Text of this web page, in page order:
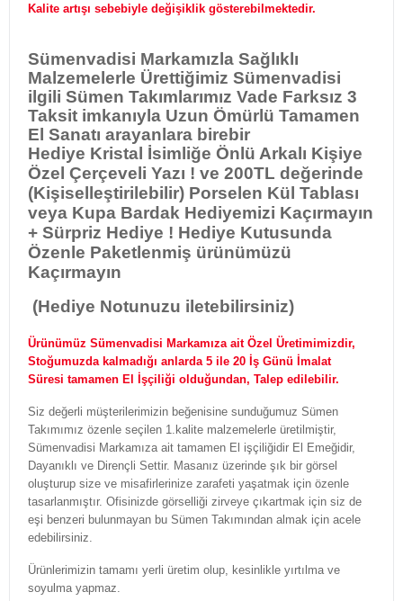
Kalite artışı sebebiyle değişiklik gösterebilmektedir.
Sümenvadisi Markamızla Sağlıklı
Malzemelerle Ürettiğimiz Sümenvadisi
ilgili Sümen Takımlarımız Vade Farksız 3
Taksit imkanıyla Uzun Ömürlü Tamamen
El Sanatı arayanlara birebir
Hediye Kristal İsimliğe Önlü Arkalı Kişiye
Özel Çerçeveli Yazı ! ve 200TL değerinde
(Kişiselleştirilebilir) Porselen Kül Tablası
veya Kupa Bardak Hediyemizi Kaçırmayın
+ Sürpriz Hediye ! Hediye Kutusunda
Özenle Paketlenmiş ürünümüzü
Kaçırmayın
(Hediye Notunuzu iletebilirsiniz)
Ürünümüz Sümenvadisi Markamıza ait Özel Üretimimizdir,
Stoğumuzda kalmadığı anlarda 5 ile 20 İş Günü İmalat
Süresi tamamen El İşçiliği olduğundan, Talep edilebilir.
Siz değerli müşterilerimizin beğenisine sunduğumuz Sümen
Takımımız özenle seçilen 1.kalite malzemelerle üretilmiştir,
Sümenvadisi Markamıza ait tamamen El işçiliğidir El Emeğidir,
Dayanıklı ve Dirençli Settir. Masanız üzerinde şık bir görsel
oluşturup size ve misafirlerinize zarafeti yaşatmak için özenle
tasarlanmıştır. Ofisinizde görselliği zirveye çıkartmak için siz de
eşi benzeri bulunmayan bu Sümen Takımından almak için acele
edebilirsiniz.
Ürünlerimizin tamamı yerli üretim olup, kesinlikle yırtılma ve
soyulma yapmaz.